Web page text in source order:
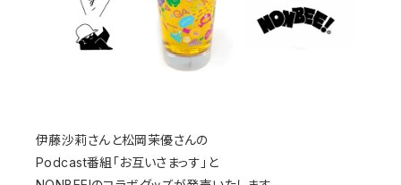
伊藤沙莉さんと松岡茉優さんの
Podcast番組「お互いさまっす」と